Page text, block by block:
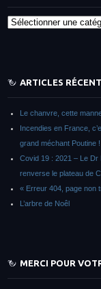
Catégories
ARTICLES
Le chanvre, cette
Incendies en France,
grand méchant Poutine !
Covid 19 : 2021 – Le Dr
renverse le plateau de
« Erreur 404, page non
L’arbre de Noêl
MERCI POUR